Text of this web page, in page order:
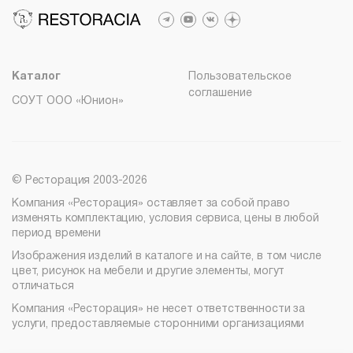
Мебель на заказ
Каталог PDF
info@therestoracia.kz
Каталог
СОУТ ООО «Юнион»
Пользовательское
соглашение
© Ресторация 2003-2026
Компания «Ресторация» оставляет за собой право
изменять комплектацию, условия сервиса, цены в любой
период времени
Изображения изделий в каталоге и на сайте, в том числе
цвет, рисунок на мебели и другие элементы, могут
отличаться
Компания «Ресторация» не несет ответственности за
услуги, предоставляемые сторонними организациями